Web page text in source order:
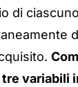
di
variabili